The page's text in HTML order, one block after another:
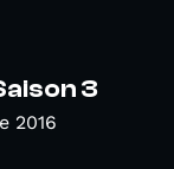
3
2016